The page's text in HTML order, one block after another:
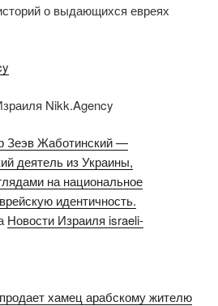
о выдающихся евреях
Nikk.Agency
Зеэв Жаботинский —
деятель из Украины,
на национальное
идентичность.
Новости Израиля israeli-
хамец арабскому жителю